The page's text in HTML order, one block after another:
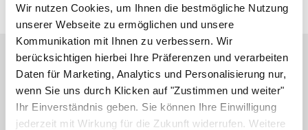
Wir nutzen Cookies, um Ihnen die bestmögliche Nutzung
unserer Webseite zu ermöglichen und unsere
Kommunikation mit Ihnen zu verbessern. Wir
berücksichtigen hierbei Ihre Präferenzen und verarbeiten
Daten für Marketing, Analytics und Personalisierung nur,
wenn Sie uns durch Klicken auf "Zustimmen und weiter"
Ihr Einverständnis geben. Sie können Ihre Einwilligung
jederzeit mit Wirkung für die Zukunft widerrufen. Weitere
Bestell- & Seviceanfragen
Service & Beratung
+49 4961 / 664 990